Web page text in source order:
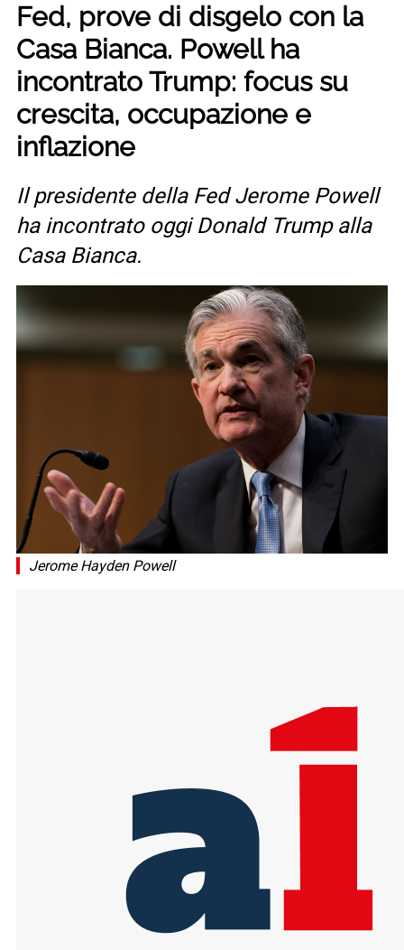
Fed, prove di disgelo con la
Casa Bianca. Powell ha
incontrato Trump: focus su
crescita, occupazione e
inflazione
Il presidente della Fed Jerome Powell
ha incontrato oggi Donald Trump alla
Casa Bianca.
Jerome Hayden Powell